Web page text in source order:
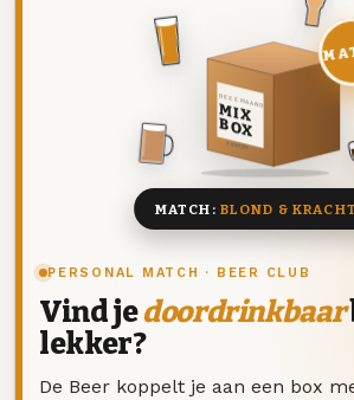
PERSONAL MATCH · BEER CLUB
Vind jedoordrinkbaar
lekker?
De Beer koppelt je aan een box
DEZE MAAND
MIX
BOX
8 BIEREN
MATCH: BLOND &